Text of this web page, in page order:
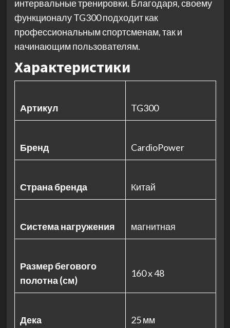
интервальные тренировки. Благодаря, своему
функционалу TG300 подходит как
профессиональным спортсменам, так и
начинающим пользователям.
Характеристики
Артикул TG300
Бренд CardioPower
Страна бренда Китай
Система нагружения магнитная
Размер бегового
полотна (см)
160 x 48
Дека 25 мм